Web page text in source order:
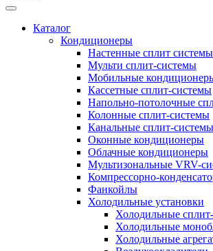
Каталог
Кондиционеры
Настенные сплит системы
Мульти сплит-системы
Мобильные
Кассетные сплит-системы
Напольно-потолочные
Колонные сплит-системы
Канальные сплит-системы
Оконные кондиционеры
Облачные кондиционеры
Мультизональные VRV-
Компрессорно-
Фанкойлы
Холодильные установки
Холодильные
Холодильные
Холодильные